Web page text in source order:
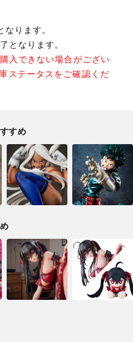
ります。
となります。
入できない場合がござい
ステータスをご確認くだ
すめ